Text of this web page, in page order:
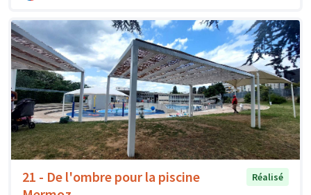
21 - De l'ombre pour la piscine
Réalisé